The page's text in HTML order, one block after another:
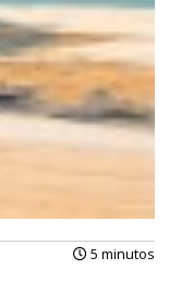
5 minutos